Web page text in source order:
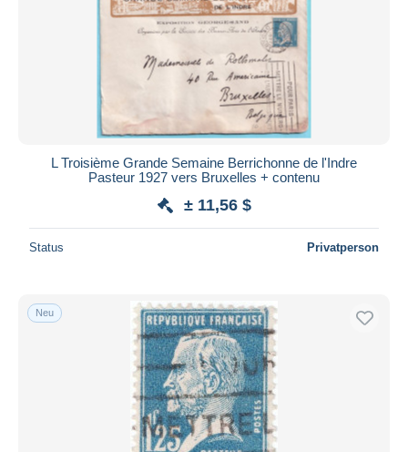
L Troisième Grande Semaine Berrichonne de l'Indre
Pasteur 1927 vers Bruxelles + contenu
± 11,56 $
Status Privatperson
Neu